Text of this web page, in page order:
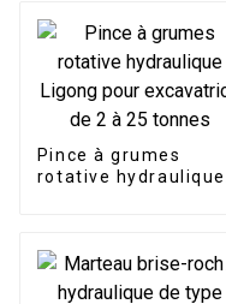
Pince à grumes
rotative hydraulique